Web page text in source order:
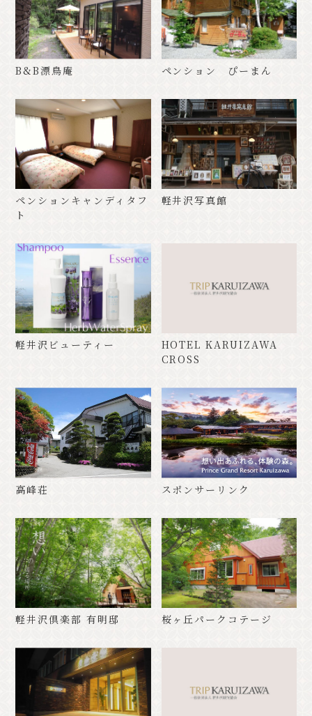
B&B漂鳥庵 ペンション ぴーまん
ペンションキャンディタフ
ト
軽井沢写真館
軽井沢ビューティー
HOTEL KARUIZAWA
CROSS
高峰荘 スポンサーリンク
軽井沢倶楽部 有明邸 桜ヶ丘パークコテージ